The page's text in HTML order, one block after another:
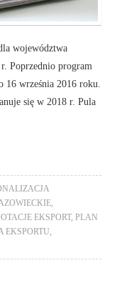
województwa
Poprzednio program
16 września 2016 roku.
się w 2018 r. Pula
EKSPORT,PLAN
EKSPORTU